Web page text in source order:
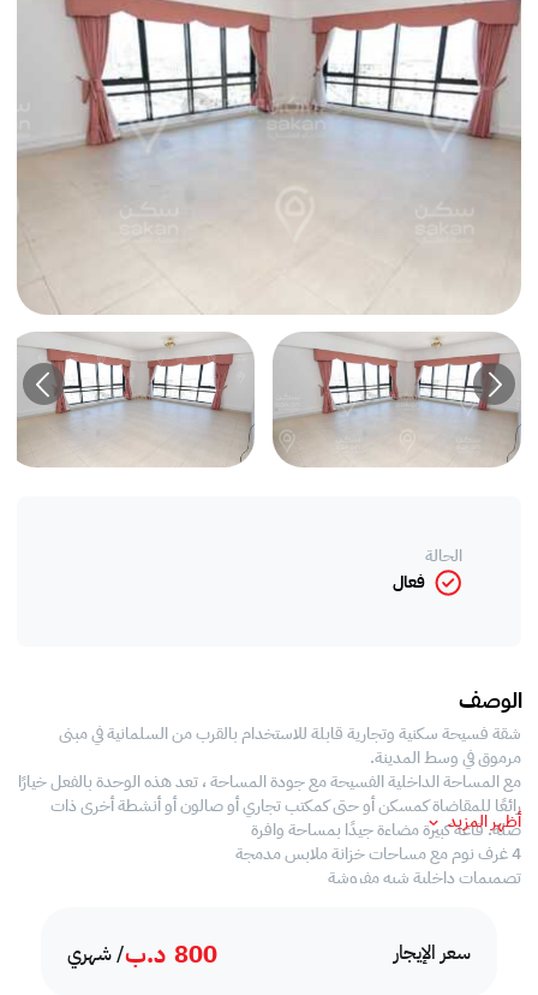
سعر الإيجار 800 د.ب/ شهري
الحالة
فعال
الوصف
شقة فسيحة سكنية وتجارية قابلة للاستخدام بالقرب من السلمانية في مبنى
مرموق في وسط المدينة.
مع المساحة الداخلية الفسيحة مع جودة المساحة ، تعد هذه الوحدة بالفعل خيارًا
رائعًا للمقاضاة كمسكن أو حتى كمكتب تجاري أو صالون أو أنشطة أخرى ذات
صلة. قاعة كبيرة مضاءة جيدًا بمساحة وافرة
4 غرف نوم مع مساحات خزانة ملابس مدمجة
تصميمات داخلية شبه مفروشة
وقوف السيارات المغطاة ، 2
أظهر المزيد